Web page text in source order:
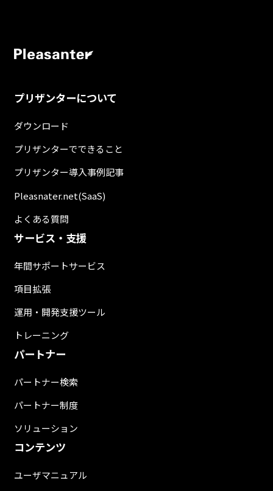
プリザンターについて
ダウンロード
プリザンターでできること
プリザンター導入事例記事
Pleasnater.net(SaaS)
よくある質問
サービス・支援
年間サポートサービス
項目拡張
運用・開発支援ツール
トレーニング
パートナー
パートナー検索
パートナー制度
ソリューション
コンテンツ
ユーザマニュアル